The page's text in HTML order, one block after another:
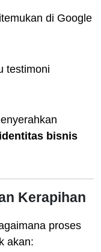
di Google
testimoni
bisnis
Kerapihan
proses
akan: